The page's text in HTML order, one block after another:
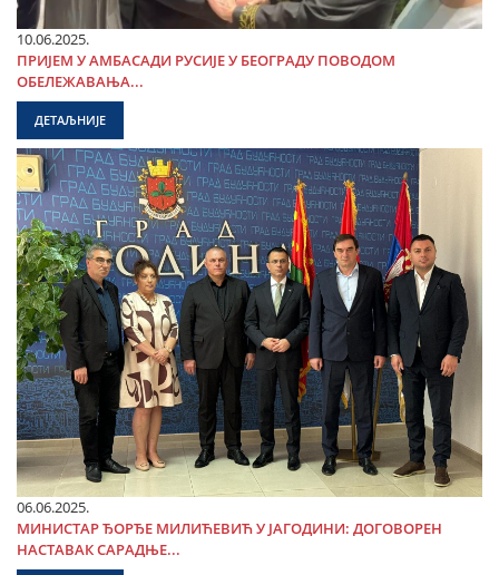
10.06.2025.
ПРИЈЕМ У АМБАСАДИ РУСИЈЕ У БЕОГРАДУ ПОВОДОМ
ОБЕЛЕЖАВАЊА...
ДЕТАЉНИЈЕ
06.06.2025.
МИНИСТАР ЂОРЂЕ МИЛИЋЕВИЋ У ЈАГОДИНИ: ДОГОВОРЕН
НАСТАВАК САРАДЊЕ...